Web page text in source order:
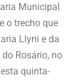
Municipal
o trecho que
Llyni e da
Rosário, no
quinta-